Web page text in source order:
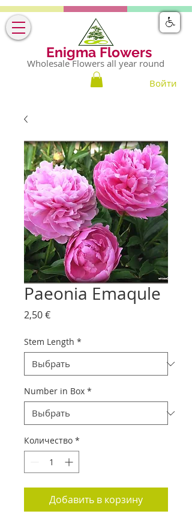
Enigma Flowers
Войти
Wholesale Flowers all year round
Paeonia Emaqule
2,50 €Цена
Stem Length *
Number in Box *
Количество *
Добавить в корзину